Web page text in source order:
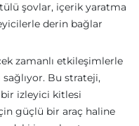
şovlar, içerik yaratma
derin bağlar
zamanlı etkileşimlerle
Bu strateji,
izleyici kitlesi
güçlü bir araç haline